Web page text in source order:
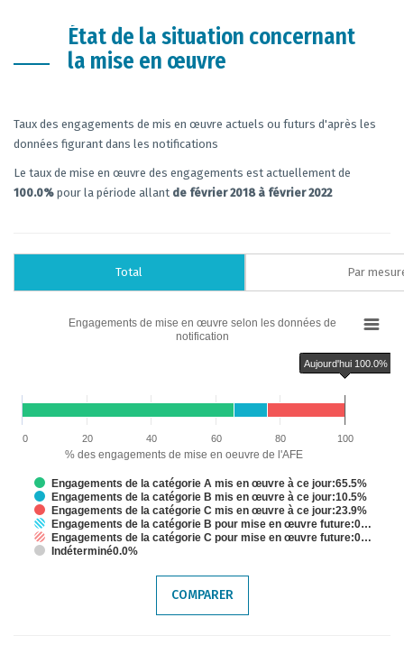
État de la situation concernant
la mise en œuvre
Taux des engagements de mis en œuvre actuels ou futurs d'après les
données figurant dans les notifications
Le taux de mise en œuvre des engagements est actuellement de
100.0% pour la période allant de février 2018 à février 2022
Total Par
Engagements de mise en œuvre selon les données de notification
The chart has 1 Y axis displaying % des engagements de mise en oeuvre
% des engagements de mise en oeuvre de l'AFE
Engagements de mise en œuvre selon les données de
notification
Aujourd'hui 100.0%
Engagements de la catégorie A mis en œuvre à ce jour:65.5%
Engagements de la catégorie B mis en œuvre à ce jour:10.5%
Engagements de la catégorie C mis en œuvre à ce jour:23.9%
Engagements de la catégorie B pour mise en œuvre future:0…
Engagements de la catégorie C pour mise en œuvre future:0…
Indéterminé0.0%
0 20 40 60 80 100
COMPARER